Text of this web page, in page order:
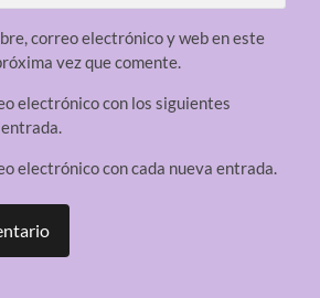
correo electrónico y web en este
vez que comente.
electrónico con los siguientes
electrónico con cada nueva entrada.